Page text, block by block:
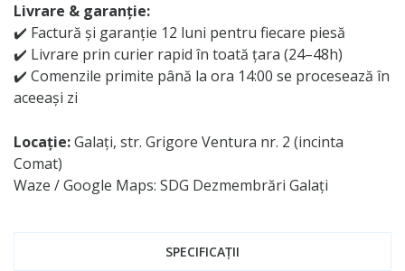
Livrare & garanție:
✔️ Factură și garanție 12 luni pentru fiecare piesă
✔️ Livrare prin curier rapid în toată țara (24–48h)
✔️ Comenzile primite până la ora 14:00 se procesează în
aceeași zi
Locație:Galați, str. Grigore Ventura nr. 2 (incinta
Comat)
Waze / Google Maps: SDG Dezmembrări Galați
SPECIFICAȚII